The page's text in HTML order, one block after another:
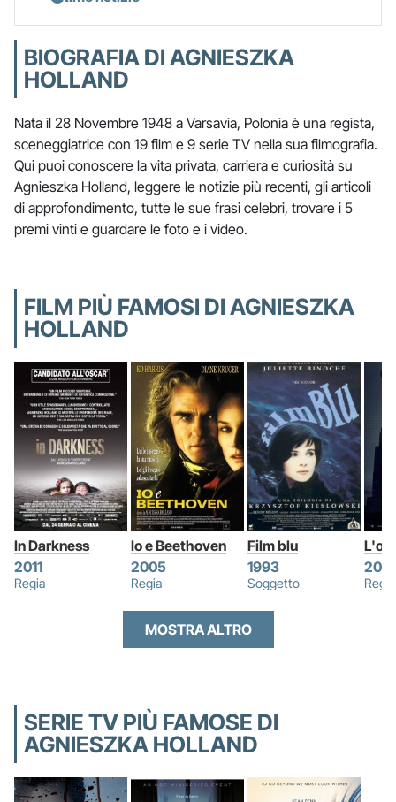
BIOGRAFIA DI AGNIESZKA
HOLLAND
Nata il 28 Novembre 1948 a Varsavia, Polonia è una regista,
sceneggiatrice con 19 film e 9 serie TV nella sua filmografia.
Qui puoi conoscere la vita privata, carriera e curiosità su
Agnieszka Holland, leggere le notizie più recenti, gli articoli
di approfondimento, tutte le sue frasi celebri, trovare i 5
premi vinti e guardare le foto e i video.
FILM PIÙ FAMOSI DI AGNIESZKA
HOLLAND
In Darkness
2011
Regia
Io e Beethoven
2005
Regia
Film blu
1993
Soggetto
2019
Regia
MOSTRA ALTRO
SERIE TV PIÙ FAMOSE DI
AGNIESZKA HOLLAND